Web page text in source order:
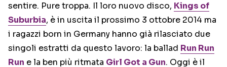
sentire. Pure troppa. Il loro nuovo disco, Kings of
Suburbia, è in uscita il prossimo 3 ottobre 2014 ma
i ragazzi born in Germany hanno già rilasciato due
singoli estratti da questo lavoro: la ballad Run Run
Run e la ben più ritmata Girl Got a Gun. Oggi è il